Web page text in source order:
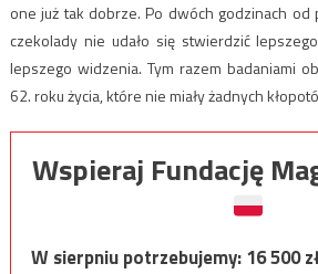
one już tak dobrze. Po dwóch godzinach od
czekolady nie udało się stwierdzić
lepszego widzenia. Tym razem badaniami
62. roku życia, które nie miały żadnych
Wspieraj Fundację
W sierpniu potrzebujemy:16 500